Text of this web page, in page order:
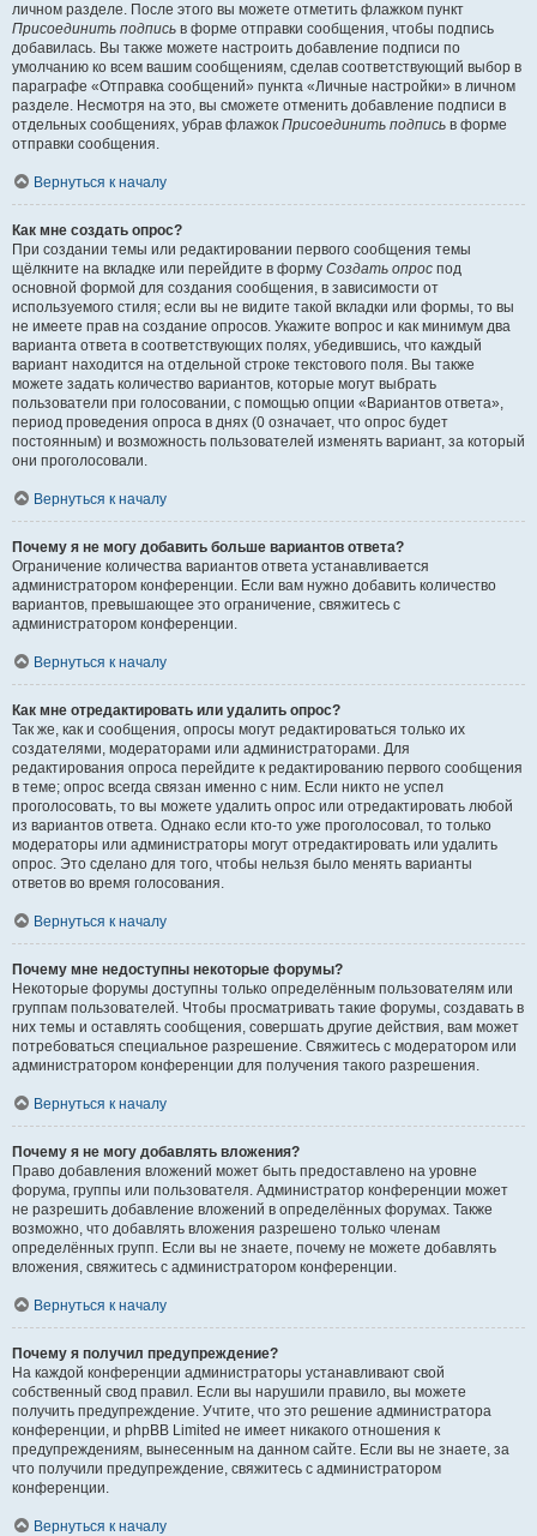
личном разделе. После этого вы можете отметить флажком пункт
Присоединить подпись в форме отправки сообщения, чтобы подпись
добавилась. Вы также можете настроить добавление подписи по
умолчанию ко всем вашим сообщениям, сделав соответствующий выбор в
параграфе «Отправка сообщений» пункта «Личные настройки» в личном
разделе. Несмотря на это, вы сможете отменить добавление подписи в
отдельных сообщениях, убрав флажок Присоединить подпись в форме
отправки сообщения.
Вернуться к началу
Как мне создать опрос?
При создании темы или редактировании первого сообщения темы
щёлкните на вкладке или перейдите в форму Создать опрос под
основной формой для создания сообщения, в зависимости от
используемого стиля; если вы не видите такой вкладки или формы, то вы
не имеете прав на создание опросов. Укажите вопрос и как минимум два
варианта ответа в соответствующих полях, убедившись, что каждый
вариант находится на отдельной строке текстового поля. Вы также
можете задать количество вариантов, которые могут выбрать
пользователи при голосовании, с помощью опции «Вариантов ответа»,
период проведения опроса в днях (0 означает, что опрос будет
постоянным) и возможность пользователей изменять вариант, за который
они проголосовали.
Вернуться к началу
Почему я не могу добавить больше вариантов ответа?
Ограничение количества вариантов ответа устанавливается
администратором конференции. Если вам нужно добавить количество
вариантов, превышающее это ограничение, свяжитесь с
администратором конференции.
Вернуться к началу
Как мне отредактировать или удалить опрос?
Так же, как и сообщения, опросы могут редактироваться только их
создателями, модераторами или администраторами. Для
редактирования опроса перейдите к редактированию первого сообщения
в теме; опрос всегда связан именно с ним. Если никто не успел
проголосовать, то вы можете удалить опрос или отредактировать любой
из вариантов ответа. Однако если кто-то уже проголосовал, то только
модераторы или администраторы могут отредактировать или удалить
опрос. Это сделано для того, чтобы нельзя было менять варианты
ответов во время голосования.
Вернуться к началу
Почему мне недоступны некоторые форумы?
Некоторые форумы доступны только определённым пользователям или
группам пользователей. Чтобы просматривать такие форумы, создавать в
них темы и оставлять сообщения, совершать другие действия, вам может
потребоваться специальное разрешение. Свяжитесь с модератором или
администратором конференции для получения такого разрешения.
Вернуться к началу
Почему я не могу добавлять вложения?
Право добавления вложений может быть предоставлено на уровне
форума, группы или пользователя. Администратор конференции может
не разрешить добавление вложений в определённых форумах. Также
возможно, что добавлять вложения разрешено только членам
определённых групп. Если вы не знаете, почему не можете добавлять
вложения, свяжитесь с администратором конференции.
Вернуться к началу
Почему я получил предупреждение?
На каждой конференции администраторы устанавливают свой
собственный свод правил. Если вы нарушили правило, вы можете
получить предупреждение. Учтите, что это решение администратора
конференции, и phpBB Limited не имеет никакого отношения к
предупреждениям, вынесенным на данном сайте. Если вы не знаете, за
что получили предупреждение, свяжитесь с администратором
конференции.
Вернуться к началу